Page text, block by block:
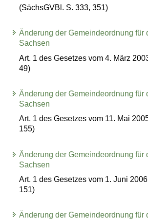
(SächsGVBl. S. 333, 351)
Änderung der Gemeindeordnung für
Sachsen
Art. 1 des Gesetzes vom 4. März
49)
Änderung der Gemeindeordnung für
Sachsen
Art. 1 des Gesetzes vom 11. Mai
155)
Änderung der Gemeindeordnung für
Sachsen
Art. 1 des Gesetzes vom 1. Juni
151)
Änderung der Gemeindeordnung für